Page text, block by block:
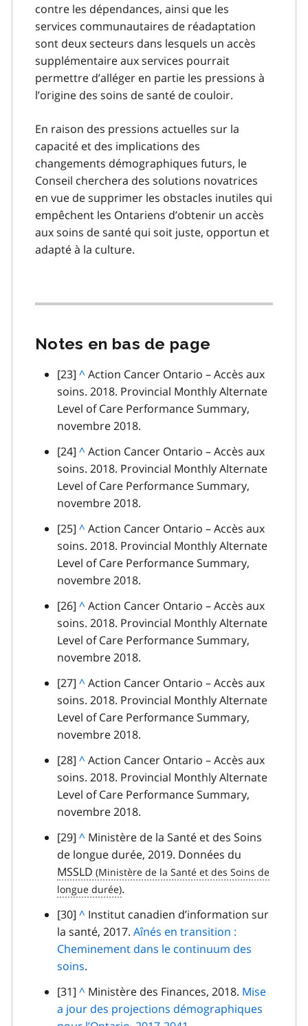
e
0
contre les dépendances, ainsi que les
services communautaires de réadaptation
sont deux secteurs dans lesquels un accès
supplémentaire aux services pourrait
permettre d’alléger en partie les pressions à
l’origine des soins de santé de couloir.
En raison des pressions actuelles sur la
capacité et des implications des
changements démographiques futurs, le
Conseil cherchera des solutions novatrices
en vue de supprimer les obstacles inutiles qui
empêchent les Ontariens d’obtenir un accès
aux soins de santé qui soit juste, opportun et
adapté à la culture.
Notes en bas de page
note
de
bas
de
[23] R
e
t
o
a
u
p
a
r
a
g
r
p
e
^ Action Cancer Ontario – Accès aux
soins. 2018. Provincial Monthly Alternate
Level of Care Performance Summary,
novembre 2018.
note
de
bas
de
[24] R
e
t
o
a
u
p
a
r
a
g
r
p
e
^ Action Cancer Ontario – Accès aux
soins. 2018. Provincial Monthly Alternate
Level of Care Performance Summary,
novembre 2018.
note
de
bas
de
[25] R
e
t
o
a
u
p
a
r
a
g
r
p
e
^ Action Cancer Ontario – Accès aux
soins. 2018. Provincial Monthly Alternate
Level of Care Performance Summary,
novembre 2018.
note
de
bas
de
[26] R
e
t
o
a
u
p
a
r
a
g
r
p
h
e
^ Action Cancer Ontario – Accès aux
soins. 2018. Provincial Monthly Alternate
Level of Care Performance Summary,
novembre 2018.
note
de
bas
de
[27] R
e
t
o
a
u
p
a
r
a
g
r
e
^ Action Cancer Ontario – Accès aux
soins. 2018. Provincial Monthly Alternate
Level of Care Performance Summary,
novembre 2018.
note
de
bas
de
[28] R
e
t
o
a
u
p
a
r
a
g
r
^ Action Cancer Ontario – Accès aux
soins. 2018. Provincial Monthly Alternate
Level of Care Performance Summary,
novembre 2018.
note
de
bas
de
[29] R
e
t
o
a
u
p
a
r
^ Ministère de la Santé et des Soins
de longue durée, 2019. Données du
MSSLD
.
note
de
bas
de
[30] R
e
t
o
a
^ Institut canadien d’information sur
la santé, 2017. Aînés en transition :
Cheminement dans le continuum des
soins.
note
de
[31] R
e
^ Ministère des Finances, 2018. Mise
a jour des projections démographiques